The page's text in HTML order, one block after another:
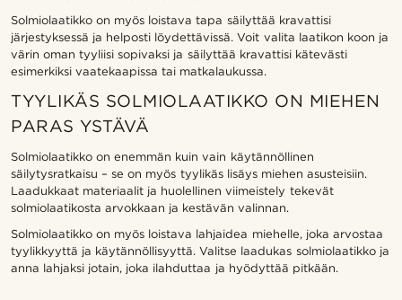
Solmiolaatikko on myös loistava tapa säilyttää kravattisi
järjestyksessä ja helposti löydettävissä. Voit valita laatikon koon ja
värin oman tyyliisi sopivaksi ja säilyttää kravattisi kätevästi
esimerkiksi vaatekaapissa tai matkalaukussa.
TYYLIKÄS SOLMIOLAATIKKO ON MIEHEN
PARAS YSTÄVÄ
Solmiolaatikko on enemmän kuin vain käytännöllinen
säilytysratkaisu – se on myös tyylikäs lisäys miehen asusteisiin.
Laadukkaat materiaalit ja huolellinen viimeistely tekevät
solmiolaatikosta arvokkaan ja kestävän valinnan.
Solmiolaatikko on myös loistava lahjaidea miehelle, joka arvostaa
tyylikkyyttä ja käytännöllisyyttä. Valitse laadukas solmiolaatikko ja
anna lahjaksi jotain, joka ilahduttaa ja hyödyttää pitkään.